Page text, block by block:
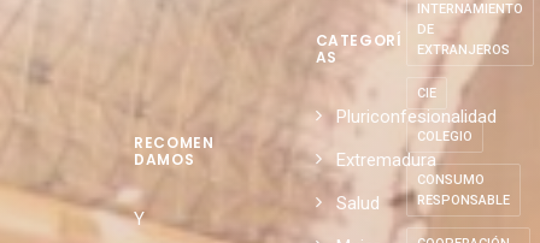
RECOMEN
DAMOS
Y
CATEGORÍ
AS
Pluriconfesionalidad
Extremadura
Salud
INTERNAMIENTO
DE
EXTRANJEROS
CIE
COLEGIO
CONSUMO
RESPONSABLE